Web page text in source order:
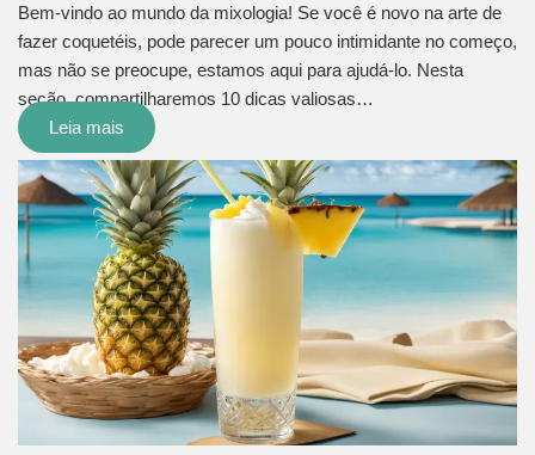
Bem-vindo ao mundo da mixologia! Se você é novo na arte de
fazer coquetéis, pode parecer um pouco intimidante no começo,
mas não se preocupe, estamos aqui para ajudá-lo. Nesta
seção, compartilharemos 10 dicas valiosas…
Leia mais